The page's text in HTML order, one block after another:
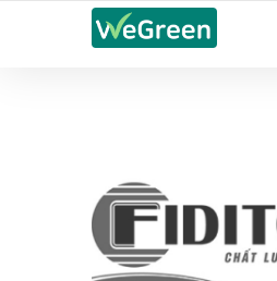
CHỨNG NHẬN SẢN PHẨM